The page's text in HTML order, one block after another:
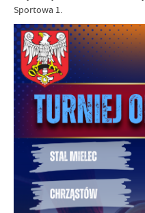
Sportowa 1.